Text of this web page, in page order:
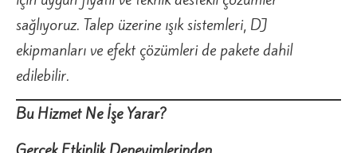
sağlıyoruz. Talep üzerine ışık sistemleri, DJ
ekipmanları ve efekt çözümleri de pakete dahil
edilebilir.
Bu Hizmet Ne İşe Yarar?